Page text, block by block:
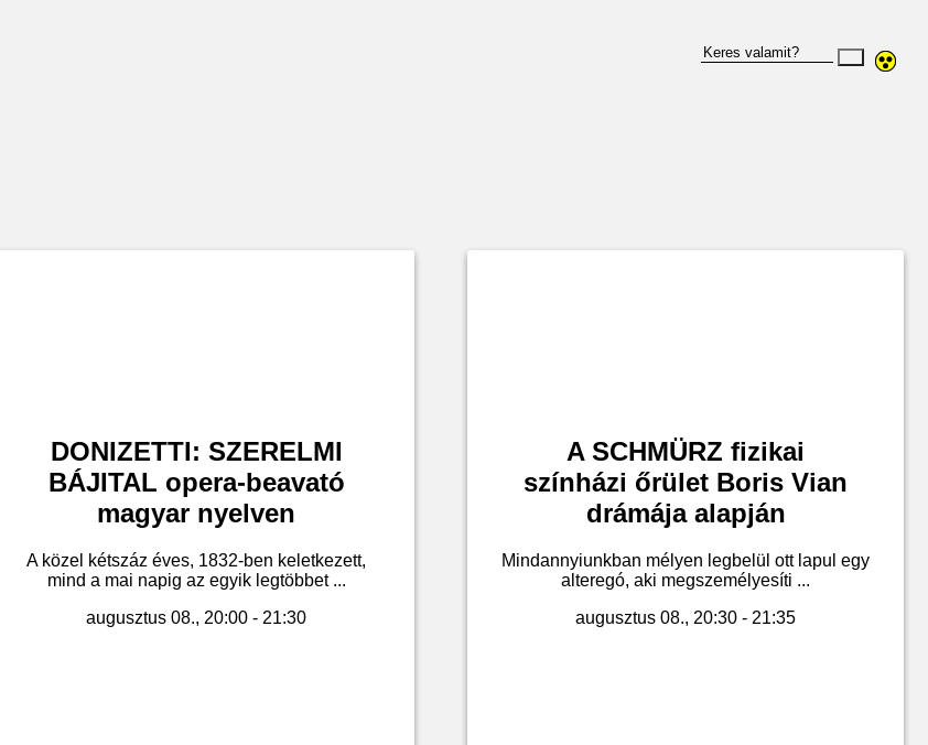
DONIZETTI: SZERELMI
BÁJITAL opera-beavató
magyar nyelven
A közel kétszáz éves, 1832-ben keletkezett,
mind a mai napig az egyik legtöbbet ...
augusztus 08., 20:00 - 21:30
A SCHMÜRZ fizikai
színházi őrület Boris Vian
drámája alapján
Mindannyiunkban mélyen legbelül ott lapul egy
alteregó, aki megszemélyesíti ...
augusztus 08., 20:30 - 21:35